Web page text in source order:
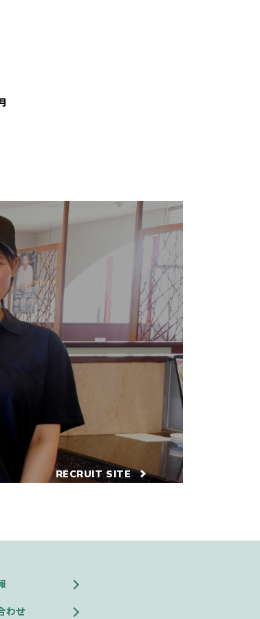
RECRUIT SITE
わせ